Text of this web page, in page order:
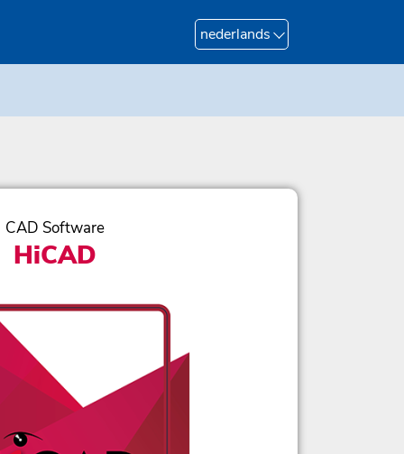
nederlands
CAD Software
HiCAD